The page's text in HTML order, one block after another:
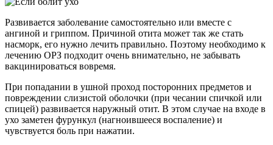
Развивается заболевание самостоятельно или вместе с
ангиной и гриппом. Причиной отита может так же стать
насморк, его нужно лечить правильно. Поэтому необходимо к
лечению ОРЗ подходит очень внимательно, не забывать
вакцинироваться вовремя.
При попадании в ушной проход посторонних предметов и
повреждении слизистой оболочки (при чесании спичкой или
спицей) развивается наружный отит. В этом случае на входе в
ухо заметен фурункул (нагноившееся воспаление) и
чувствуется боль при нажатии.